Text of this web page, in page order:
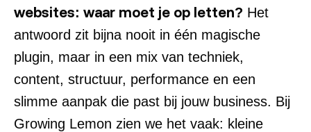
websites: waar moet je op letten? Het
antwoord zit bijna nooit in één magische
plugin, maar in een mix van techniek,
content, structuur, performance en een
slimme aanpak die past bij jouw business. Bij
Growing Lemon zien we het vaak: kleine